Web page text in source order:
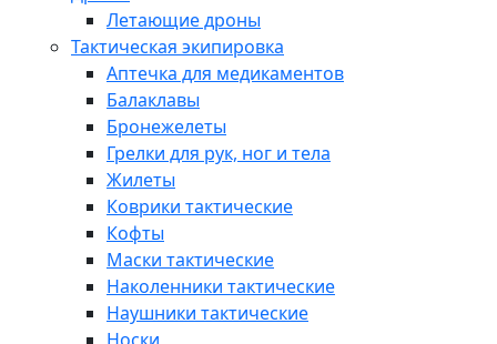
Летающие дроны
Тактическая экипировка
Аптечка для медикаментов
Балаклавы
Бронежелеты
Грелки для рук, ног и тела
Жилеты
Коврики тактические
Кофты
Маски тактические
Наколенники тактические
Наушники тактические